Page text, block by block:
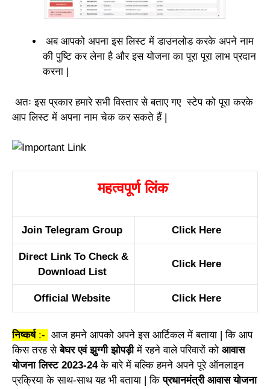
अब आपको अपना इस लिस्ट में डाउनलोड करके अपने नाम
की पुष्टि कर लेना है और इस योजना का पूरा पूरा लाभ प्रदान
करना |
अतः इस प्रकार हमारे सभी विस्तार से बताए गए स्टेप को पूरा करके
आप लिस्ट में अपना नाम चेक कर सकते हैं |
महत्वपूर्ण लिंक
Join Telegram Group Click Here
Direct Link To Check &
Download List
Click Here
Official Website Click Here
निष्कर्ष :- आज हमने आपको अपने इस आर्टिकल में बताया | कि आप
किस तरह सेबेघर एवं झुग्गी झोपड़ीमें रहने वाले परिवारों को आवास
योजना लिस्ट 2023-24के बारे में बल्कि हमने अपने पूरे ऑनलाइन
प्रक्रिया के साथ-साथ यह भी बताया | किप्रधानमंत्री आवास योजना